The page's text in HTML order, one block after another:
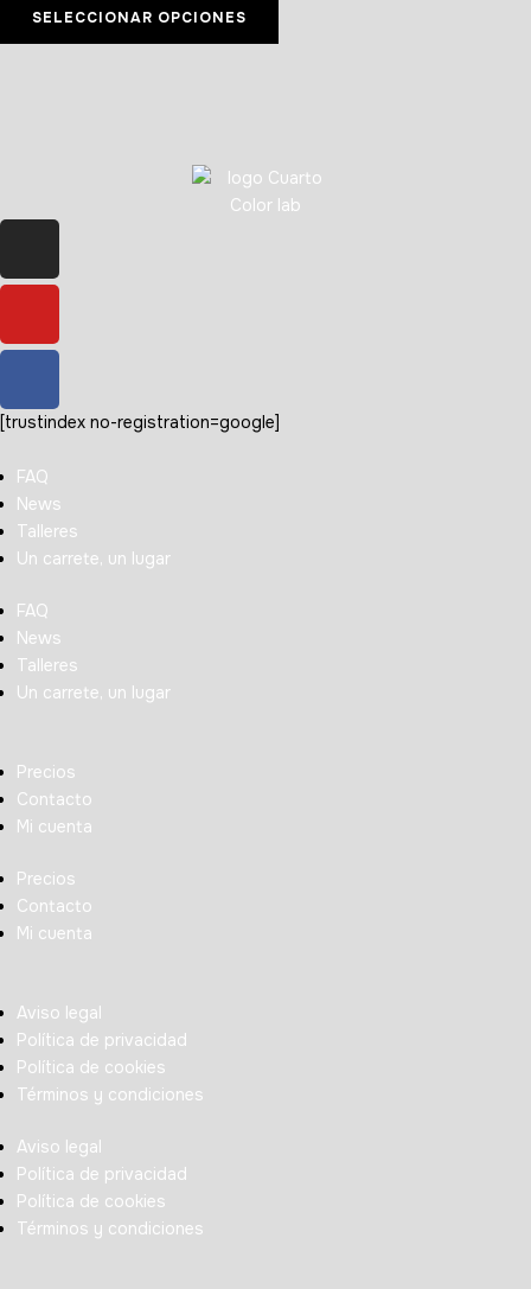
SELECCIONAR OPCIONES
[trustindex no-registration=google]
FAQ
News
Talleres
Un carrete, un lugar
FAQ
News
Talleres
Un carrete, un lugar
Precios
Contacto
Mi cuenta
Precios
Contacto
Mi cuenta
Aviso legal
Política de privacidad
Política de cookies
Términos y condiciones
Aviso legal
Política de privacidad
Política de cookies
Términos y condiciones